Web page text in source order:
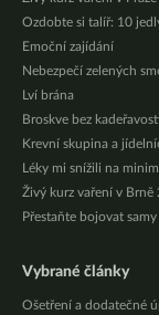
Ozdobte si talíř: 10
Emoční zajídání
Nebezpečí zelených
Lví brána
Broskve bez
Krevní skupina a
Léky mi snížili na
Živý kurz vaření v Brně
Přestaňte bojovat samy
Vybrané články
Ošetření a dodatečné